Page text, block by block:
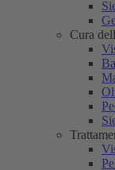
Cura